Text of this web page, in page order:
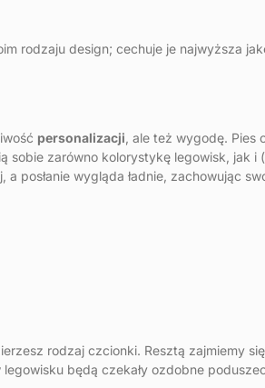
rodzaju design; cechuje je najwyższa
personalizacji , ale też wygodę.
sobie zarówno kolorystykę legowisk, jak
posłanie wygląda ładnie, zachowując
rodzaj czcionki. Resztą zajmiemy
będą czekały ozdobne